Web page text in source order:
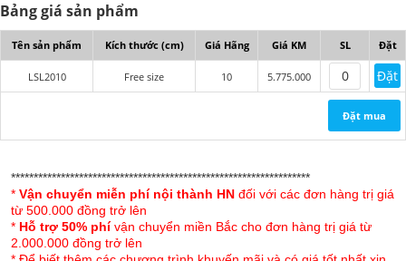
- 01 ga tấm phủ chần bông free size
- 02 vỏ gối nằm 50x70cm
- 02 vỏ gối tựa 60x60cm
Bảng giá sản phẩm
Tên sản phẩm Kích thước (cm) Giá Hãng Giá KM SL Đặt
LSL2010 Free size 10 5.775.000 Đặt
Đặt mua
******************************************************************
* Vận chuyển miễn phí nội thành HN đối với các đơn hàng trị giá
từ 500.000 đồng trở lên
* Hỗ trợ 50% phívận chuyển miền Bắc cho đơn hàng trị giá từ
2.000.000 đồng trở lên